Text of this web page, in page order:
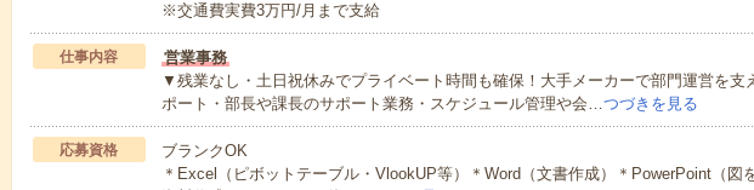
※交通費実費3万円/月まで支給
仕事内容
営業事務
▼残業なし・土日祝休みでプライベート時間も確保！大手メーカーで部門運営を支
ポート・部長や課長のサポート業務・スケジュール管理や会…つづきを見る
応募資格
ブランクOK
＊Excel（ピボットテーブル・VlookUP等）＊Word（文書作成）＊PowerPoint（図